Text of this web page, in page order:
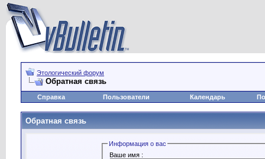
Этологический форум
Обратная связь
Справка Пользователи Календарь
Обратная связь
Информация о вас
Ваше имя :